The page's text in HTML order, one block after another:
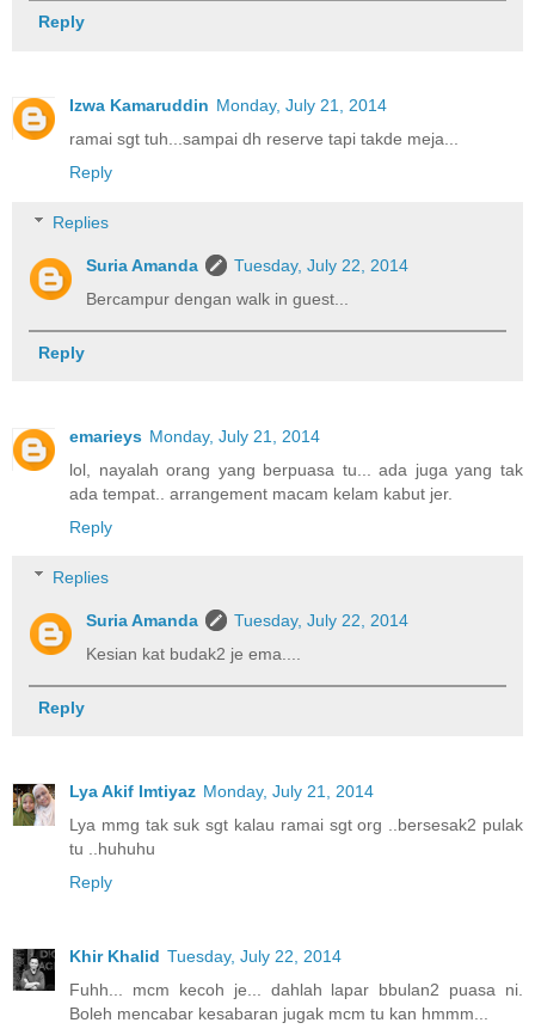
Reply
Izwa Kamaruddin Monday, July 21, 2014
ramai sgt tuh...sampai dh reserve tapi takde meja...
Reply
Replies
Suria Amanda
Tuesday, July 22, 2014
Bercampur dengan walk in guest...
Reply
emarieys Monday, July 21, 2014
lol, nayalah orang yang berpuasa tu... ada juga yang tak
ada tempat.. arrangement macam kelam kabut jer.
Reply
Replies
Suria Amanda
Tuesday, July 22, 2014
Kesian kat budak2 je ema....
Reply
Lya Akif Imtiyaz Monday, July 21, 2014
Lya mmg tak suk sgt kalau ramai sgt org ..bersesak2 pulak
tu ..huhuhu
Reply
Khir Khalid Tuesday, July 22, 2014
Fuhh... mcm kecoh je... dahlah lapar bbulan2 puasa ni.
Boleh mencabar kesabaran jugak mcm tu kan hmmm...